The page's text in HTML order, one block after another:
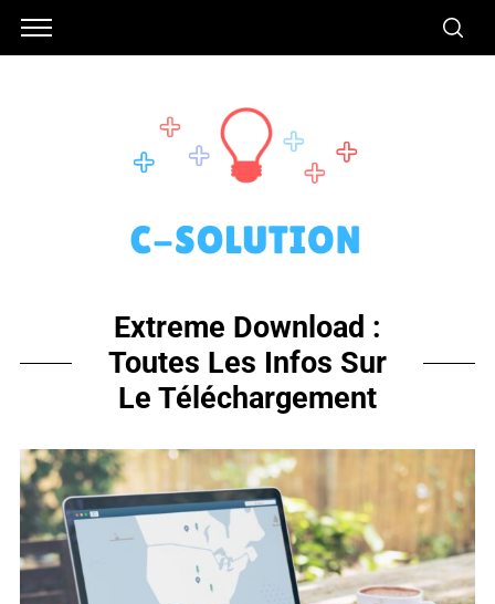
Extreme Download :
Toutes Les Infos Sur
Le Téléchargement